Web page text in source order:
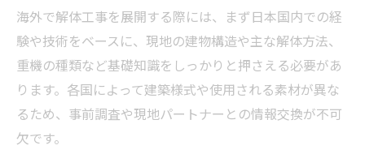
海外で解体工事を展開する際には、まず日本国内での経
験や技術をベースに、現地の建物構造や主な解体方法、
重機の種類など基礎知識をしっかりと押さえる必要があ
ります。各国によって建築様式や使用される素材が異な
るため、事前調査や現地パートナーとの情報交換が不可
欠です。